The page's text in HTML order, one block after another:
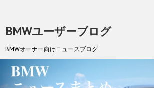
BMWユーザーブログ
BMWオーナー向けニュースブログ